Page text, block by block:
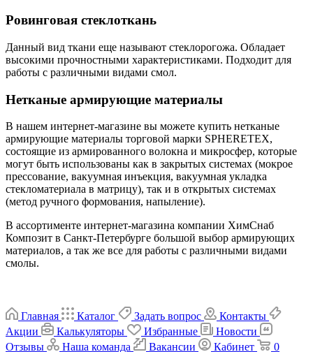
Ровинговая стеклоткань
Данный вид ткани еще называют стеклорогожа. Обладает
высокими прочностными характеристиками. Подходит для
работы с различными видами смол.
Нетканые армирующие материалы
В нашем интернет-магазине вы можете купить нетканые
армирующие материалы торговой марки SPHERETEX,
состоящие из армированного волокна и микросфер, которые
могут быть использованы как в закрытых системах (мокрое
прессование, вакуумная инъекция, вакуумная укладка
стекломатериала в матрицу), так и в открытых системах
(метод ручного формования, напыление).
В ассортименте интернет-магазина компании ХимСнаб
Композит в Санкт-Петербурге большой выбор армирующих
материалов, а так же все для работы с различными видами
смолы.
Главная Каталог Задать вопрос
Контакты
Акции
Калькуляторы Избранные
Новости
Отзывы
Наша команда Вакансии Кабинет
0